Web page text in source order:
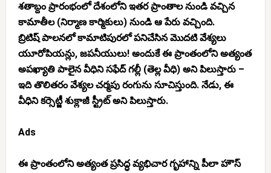
శతాబ్దం ప్రారంభంలో దేశంలోని ఇతర ప్రాంతాల నుండి వచ్చిన
కామాతీల (నిర్మాణ కార్మికులు) నుండి ఆ పేరు వచ్చింది.
బ్రిటిష్ పాలనలో కామాటిపురలో పనిచేసిన మొదటి వేశ్యలు
యూరోపియన్లు, జపనీయులు! అందుకే ఈ ప్రాంతంలోని అత్యంత
అపఖ్యాతి పాలైన వీధిని సఫేద్ గల్లీ (తెల్ల వీధి) అని పిలుస్తారు –
ఇది తొలితరం వేశ్యల చర్మపు రంగును సూచిస్తుంది. నేడు, ఈ
వీధిని కర్సెట్జీ శుక్లాజీ స్ట్రీట్ అని పిలుస్తారు.
Ads
ఈ ప్రాంతంలోని అత్యంత ప్రసిద్ధ వ్యభిచార గృహాన్ని పీలా హౌస్